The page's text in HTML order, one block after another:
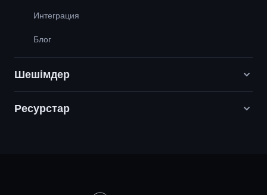
Интеграция
Блог
Шешімдер
Цифрлық маркетинг агенттіктері
Ресурстар